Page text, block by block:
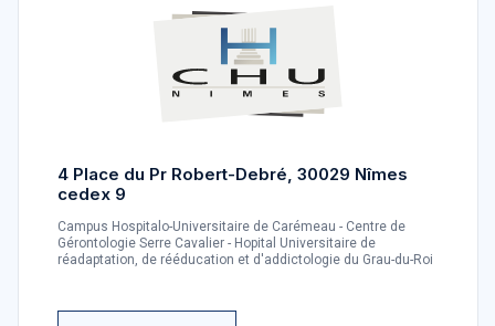
4 Place du Pr Robert-Debré, 30029 Nîmes
cedex 9
Campus Hospitalo-Universitaire de Carémeau - Centre de
Gérontologie Serre Cavalier - Hopital Universitaire de
réadaptation, de rééducation et d'addictologie du Grau-du-Roi